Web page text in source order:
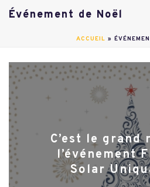
Événement de Noël
ACCUEIL »
C’est le grand
l’événement
Solar